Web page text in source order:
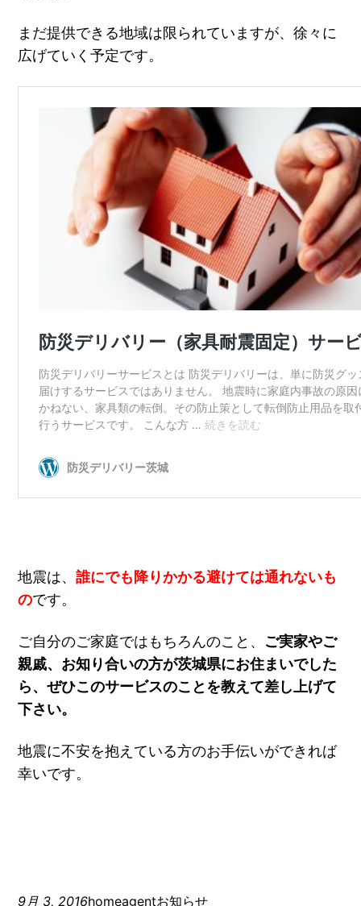
まだ提供できる地域は限られていますが、徐々に
広げていく予定です。
地震は、誰にでも降りかかる避けては通れないも
のです。
ご自分のご家庭ではもちろんのこと、 ご実家やご
親戚、お知り合いの方が茨城県にお住まいでした
ら、ぜひこのサービスのことを教えて差し上げて
下さい。
地震に不安を抱えている方のお手伝いができれば
幸いです。
9月 3, 2016homeagentお知らせ